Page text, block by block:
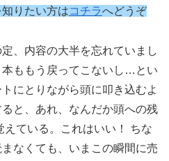
りたい方はコチラへどうぞ
、内容の大半を忘れていまし
ももう戻ってこないし…とい
にとりながら頭に叩き込むよ
と、あれ、なんだか頭への残
えている。これはいい！ ちな
なくても、いまこの瞬間に売